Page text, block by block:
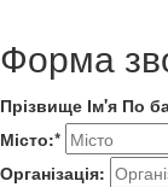
Форма
Прізвище Ім'я По
Місто:*
Організація: